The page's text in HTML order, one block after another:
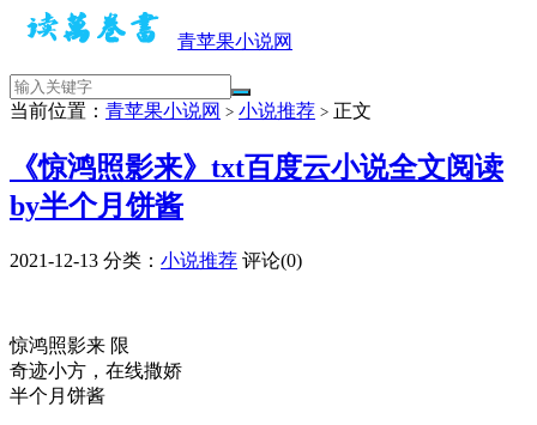
青苹果小说网
当前位置： 青苹果小说网 > 小说推荐 > 正文
《惊鸿照影来》txt百度云小说全文阅读
by半个月饼酱
2021-12-13 分类： 小说推荐 评论(0)
惊鸿照影来 限
奇迹小方，在线撒娇
半个月饼酱